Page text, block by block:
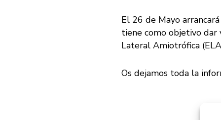
El 26 de Mayo
tiene como objetivo dar
Lateral Amiotrófica
Os dejamos toda la